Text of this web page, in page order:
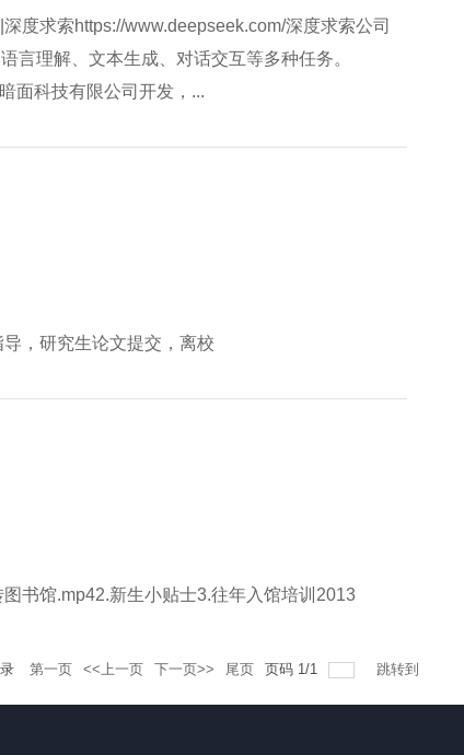
度求索https://www.deepseek.com/深度求索公司
言理解、文本生成、对话交互等多种任务。
面科技有限公司开发，...
，研究生论文提交，离校
书馆.mp42.新生小贴士3.往年入馆培训2013
第一页 <<上一页 下一页>> 尾页 页码 1/1 跳转到